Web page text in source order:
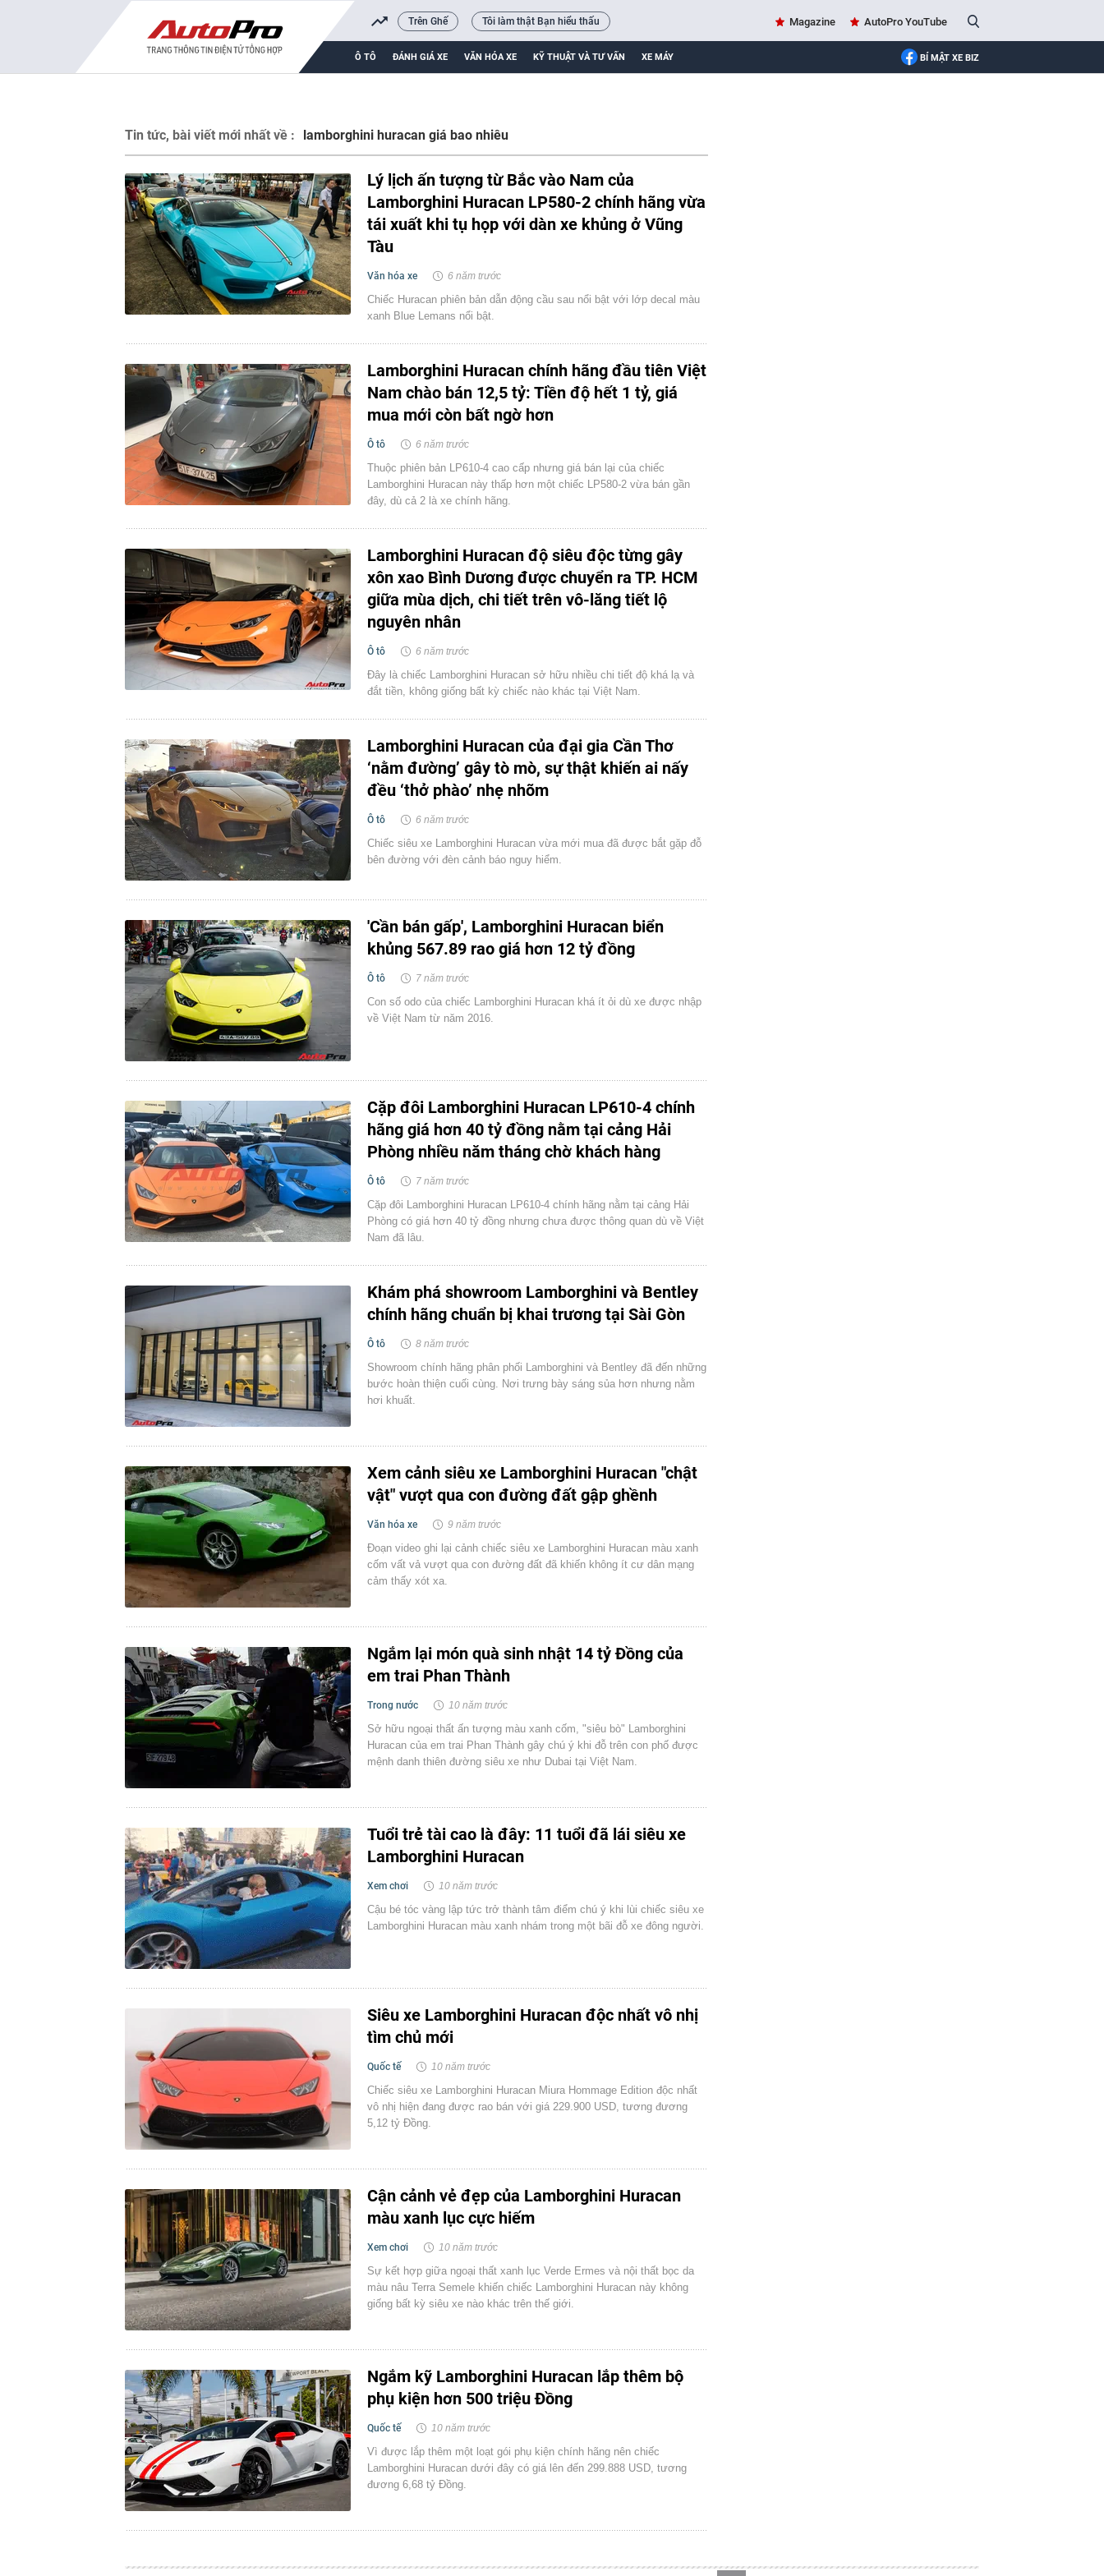
Trên Ghế Tôi làm thật Bạn hiểu thấu Magazine AutoPro YouTube
Ô TÔ ĐÁNH GIÁ XE VĂN HÓA XE KỸ THUẬT VÀ TƯ VẤN XE MÁY BÍ MẬT XE BIZ
Tin tức, bài viết mới nhất về : lamborghini huracan giá bao nhiêu
Lý lịch ấn tượng từ Bắc vào Nam của
Lamborghini Huracan LP580-2 chính hãng vừa
tái xuất khi tụ họp với dàn xe khủng ở Vũng
Tàu
Văn hóa xe 6 năm trước
Chiếc Huracan phiên bản dẫn động cầu sau nổi bật với lớp decal màu
xanh Blue Lemans nổi bật.
Lamborghini Huracan chính hãng đầu tiên Việt
Nam chào bán 12,5 tỷ: Tiền độ hết 1 tỷ, giá
mua mới còn bất ngờ hơn
Ô tô 6 năm trước
Thuộc phiên bản LP610-4 cao cấp nhưng giá bán lại của chiếc
Lamborghini Huracan này thấp hơn một chiếc LP580-2 vừa bán gần
đây, dù cả 2 là xe chính hãng.
Lamborghini Huracan độ siêu độc từng gây
xôn xao Bình Dương được chuyển ra TP. HCM
giữa mùa dịch, chi tiết trên vô-lăng tiết lộ
nguyên nhân
Ô tô 6 năm trước
Đây là chiếc Lamborghini Huracan sở hữu nhiều chi tiết độ khá lạ và
đắt tiền, không giống bất kỳ chiếc nào khác tại Việt Nam.
Lamborghini Huracan của đại gia Cần Thơ
‘nằm đường’ gây tò mò, sự thật khiến ai nấy
đều ‘thở phào’ nhẹ nhõm
Ô tô 6 năm trước
Chiếc siêu xe Lamborghini Huracan vừa mới mua đã được bắt gặp đỗ
bên đường với đèn cảnh báo nguy hiểm.
'Cần bán gấp', Lamborghini Huracan biển
khủng 567.89 rao giá hơn 12 tỷ đồng
Ô tô 7 năm trước
Con số odo của chiếc Lamborghini Huracan khá ít ỏi dù xe được nhập
về Việt Nam từ năm 2016.
Cặp đôi Lamborghini Huracan LP610-4 chính
hãng giá hơn 40 tỷ đồng nằm tại cảng Hải
Phòng nhiều năm tháng chờ khách hàng
Ô tô 7 năm trước
Cặp đôi Lamborghini Huracan LP610-4 chính hãng nằm tại cảng Hải
Phòng có giá hơn 40 tỷ đồng nhưng chưa được thông quan dù về Việt
Nam đã lâu.
Khám phá showroom Lamborghini và Bentley
chính hãng chuẩn bị khai trương tại Sài Gòn
Ô tô 8 năm trước
Showroom chính hãng phân phối Lamborghini và Bentley đã đến những
bước hoàn thiện cuối cùng. Nơi trưng bày sáng sủa hơn nhưng nằm
hơi khuất.
Xem cảnh siêu xe Lamborghini Huracan "chật
vật" vượt qua con đường đất gập ghềnh
Văn hóa xe 9 năm trước
Đoạn video ghi lại cảnh chiếc siêu xe Lamborghini Huracan màu xanh
cốm vất vả vượt qua con đường đất đã khiến không ít cư dân mạng
cảm thấy xót xa.
Ngắm lại món quà sinh nhật 14 tỷ Đồng của
em trai Phan Thành
Trong nước 10 năm trước
Sở hữu ngoại thất ấn tượng màu xanh cốm, "siêu bò" Lamborghini
Huracan của em trai Phan Thành gây chú ý khi đỗ trên con phố được
mệnh danh thiên đường siêu xe như Dubai tại Việt Nam.
Tuổi trẻ tài cao là đây: 11 tuổi đã lái siêu xe
Lamborghini Huracan
Xem chơi 10 năm trước
Cậu bé tóc vàng lập tức trở thành tâm điểm chú ý khi lùi chiếc siêu xe
Lamborghini Huracan màu xanh nhám trong một bãi đỗ xe đông người.
Siêu xe Lamborghini Huracan độc nhất vô nhị
tìm chủ mới
Quốc tế 10 năm trước
Chiếc siêu xe Lamborghini Huracan Miura Hommage Edition độc nhất
vô nhị hiện đang được rao bán với giá 229.900 USD, tương đương
5,12 tỷ Đồng.
Cận cảnh vẻ đẹp của Lamborghini Huracan
màu xanh lục cực hiếm
Xem chơi 10 năm trước
Sự kết hợp giữa ngoại thất xanh lục Verde Ermes và nội thất bọc da
màu nâu Terra Semele khiến chiếc Lamborghini Huracan này không
giống bất kỳ siêu xe nào khác trên thế giới.
Ngắm kỹ Lamborghini Huracan lắp thêm bộ
phụ kiện hơn 500 triệu Đồng
Quốc tế 10 năm trước
Vì được lắp thêm một loạt gói phụ kiện chính hãng nên chiếc
Lamborghini Huracan dưới đây có giá lên đến 299.888 USD, tương
đương 6,68 tỷ Đồng.